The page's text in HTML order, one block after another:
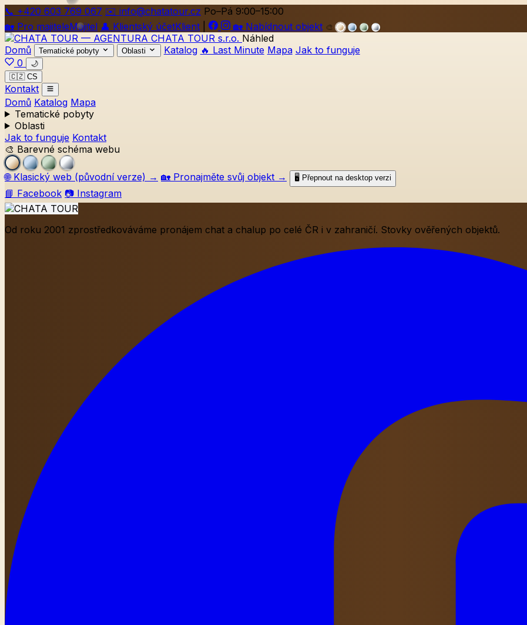
📞 +420 603 769 067 ✉️ info@chatatour.cz Po–Pá 9:00–15:00
🏡 Pro majiteleMajitel 👤 Klientský účetKlient 🏡 Nabídnout objekt 🎨
Náhled
Domů
Tematické pobyty Oblasti Katalog 🔥 Last Minute Mapa Jak to funguje
0
🌙
🇨🇿 CS
Kontakt
Domů Katalog Mapa
Tematické pobyty
Oblasti
Jak to funguje Kontakt
🎨 Barevné schéma webu
🌐 Klasický web (původní verze) → 🏡 Pronajměte svůj objekt → 🖥️ Přepnout na desktop verzi
📘 Facebook 📷 Instagram
Od roku 2001 zprostředkováváme pronájem chat a chalup po celé ČR i v zahraničí. Stovky ověřených objektů.